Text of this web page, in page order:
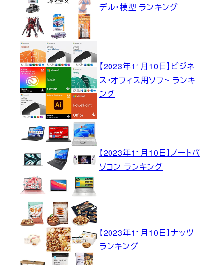
デル・模型 ランキング
【2023年11月10日】ビジネ
ス・オフィス用ソフト ランキ
ング
【2023年11月10日】ノートパ
ソコン ランキング
【2023年11月10日】ナッツ
ランキング